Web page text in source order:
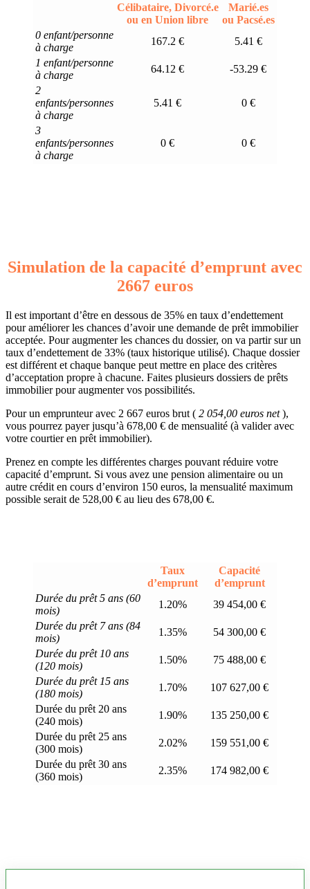
Célibataire, Divorcé.e
ou en Union libre
Marié.es
ou Pacsé.es
0 enfant/personne
à charge
167.2 €
5.41 €
1 enfant/personne
à charge
64.12 €
-53.29 €
2
enfants/personnes
à charge
5.41 € 0 €
3
enfants/personnes
à charge
0 € 0 €
Simulation de la capacité d’emprunt avec
2667 euros
Il est important d’être en dessous de 35% en taux d’endettement
pour améliorer les chances d’avoir une demande de prêt immobilier
acceptée. Pour augmenter les chances du dossier, on va partir sur un
taux d’endettement de 33% (taux historique utilisé). Chaque dossier
est différent et chaque banque peut mettre en place des critères
d’acceptation propre à chacune. Faites plusieurs dossiers de prêts
immobilier pour augmenter vos possibilités.
Pour un emprunteur avec 2 667 euros brut ( 2 054,00 euros net),
vous pourrez payer jusqu’à 678,00 € de mensualité (à valider avec
votre courtier en prêt immobilier).
Prenez en compte les différentes charges pouvant réduire votre
capacité d’emprunt. Si vous avez une pension alimentaire ou un
autre crédit en cours d’environ 150 euros, la mensualité maximum
possible serait de 528,00 € au lieu des 678,00 €.
Taux
d’emprunt
Capacité
d’emprunt
Durée du prêt 5 ans (60
mois)
1.20%
39 454,00 €
Durée du prêt 7 ans (84
mois)
1.35%
54 300,00 €
Durée du prêt 10 ans
(120 mois)
1.50%
75 488,00 €
Durée du prêt 15 ans
(180 mois)
1.70%
107 627,00 €
Durée du prêt 20 ans
(240 mois)
1.90%
135 250,00 €
Durée du prêt 25 ans
(300 mois)
2.02%
159 551,00 €
Durée du prêt 30 ans
(360 mois)
2.35% 174 982,00 €